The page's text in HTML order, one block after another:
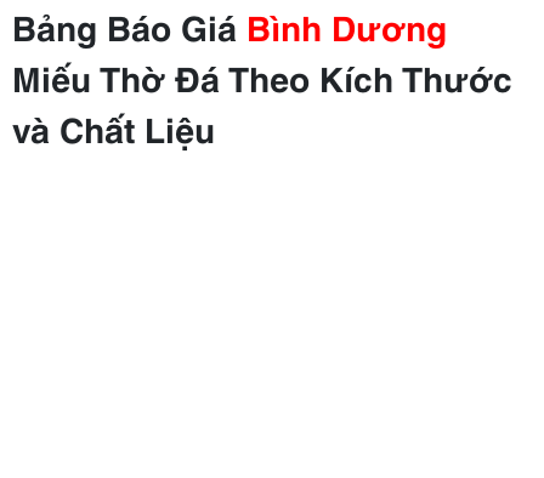
Bảng Báo Giá Bình Dương
Miếu Thờ Đá Theo Kích Thước
và Chất Liệu